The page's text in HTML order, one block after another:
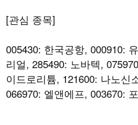
[관심 종목]
005430: 한국공항, 000910:
리얼, 285490: 노바텍,
이드로리튬, 121600: 나노신
066970: 엘앤에프, 003670: